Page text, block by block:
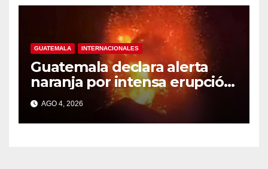
GUATEMALA INTERNACIONALES
Guatemala declara alerta
naranja por intensa erupción
del volcán de Fuego
AGO 4, 2026